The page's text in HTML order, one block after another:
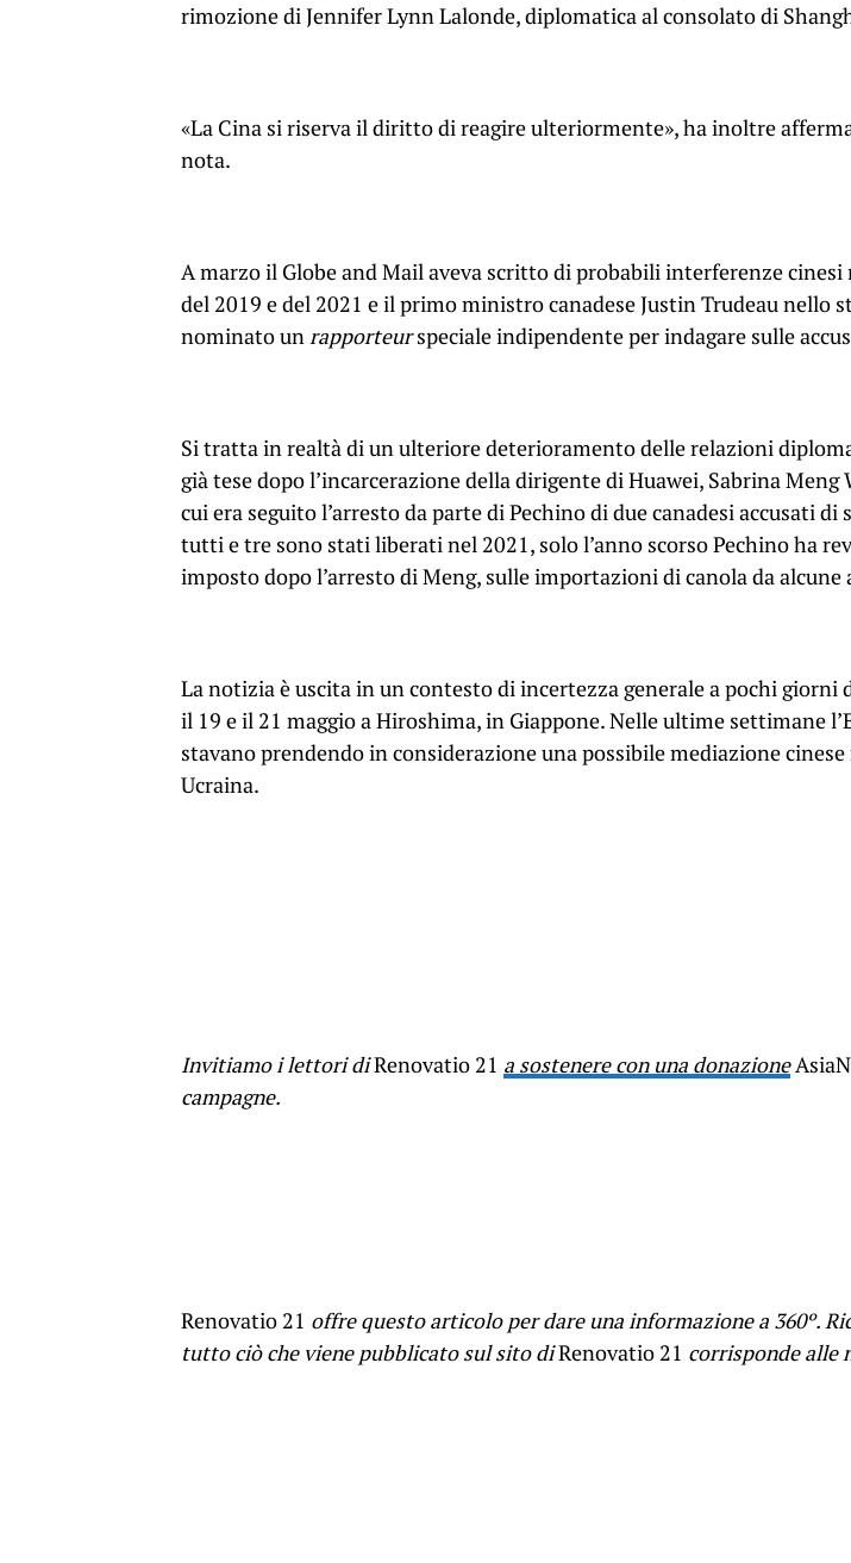
rimozione di Jennifer Lynn Lalonde, diplomatica al consolato di
«La Cina si riserva il diritto di reagire ulteriormente», ha inoltre
nota.
A marzo il Globe and Mail aveva scritto di probabili interferenze cinesi
del 2019 e del 2021 e il primo ministro canadese Justin Trudeau nello
nominato unrapporteurspeciale indipendente per indagare sulle
Si tratta in realtà di un ulteriore deterioramento delle relazioni
già tese dopo l’incarcerazione della dirigente di Huawei, Sabrina Meng
cui era seguito l’arresto da parte di Pechino di due canadesi accusati di
tutti e tre sono stati liberati nel 2021, solo l’anno scorso Pechino ha
imposto dopo l’arresto di Meng, sulle importazioni di canola da alcune
La notizia è uscita in un contesto di incertezza generale a pochi giorni
il 19 e il 21 maggio a Hiroshima, in Giappone. Nelle ultime settimane
stavano prendendo in considerazione una possibile mediazione
Ucraina.
Invitiamo i lettori diRenovatio 21 a sostenere con una donazione
campagne.
Renovatio 21 offre questo articolo per dare una informazione a 360º.
tutto ciò che viene pubblicato sul sito diRenovatio 21 corrisponde alle